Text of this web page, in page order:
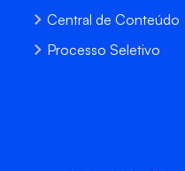
Central de Conteúdo
Processo Seletivo